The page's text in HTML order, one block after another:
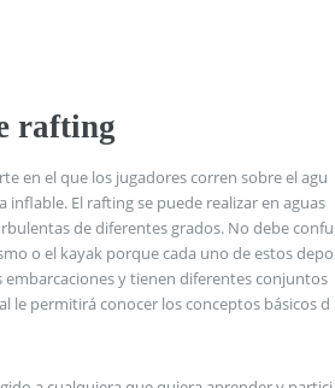
rafting
en el que los jugadores corren sobre el agu
inflable. El rafting se puede realizar en aguas
de diferentes grados. No debe confu
o el kayak porque cada uno de estos depo
embarcaciones y tienen diferentes conjuntos
le permitirá conocer los conceptos básicos d